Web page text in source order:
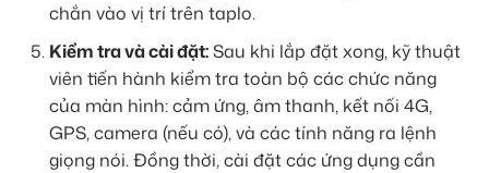
chắn vào vị trí trên taplo.
Kiểm tra và cài đặt:Sau khi lắp đặt xong, kỹ thuật
viên tiến hành kiểm tra toàn bộ các chức năng
của màn hình: cảm ứng, âm thanh, kết nối 4G,
GPS, camera (nếu có), và các tính năng ra lệnh
giọng nói. Đồng thời, cài đặt các ứng dụng cần